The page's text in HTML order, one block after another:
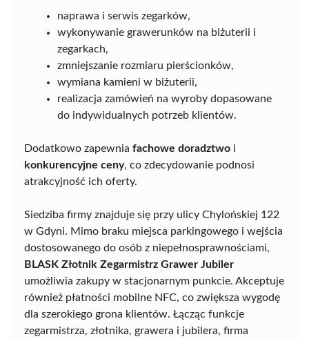
naprawa i serwis zegarków,
wykonywanie grawerunków na biżuterii i
zegarkach,
zmniejszanie rozmiaru pierścionków,
wymiana kamieni w biżuterii,
realizacja zamówień na wyroby dopasowane
do indywidualnych potrzeb klientów.
Dodatkowo zapewnia fachowe doradztwo i
konkurencyjne ceny, co zdecydowanie podnosi
atrakcyjność ich oferty.
Siedziba firmy znajduje się przy ulicy Chylońskiej 122
w Gdyni. Mimo braku miejsca parkingowego i wejścia
dostosowanego do osób z niepełnosprawnościami,
BLASK Złotnik Zegarmistrz Grawer Jubiler
umożliwia zakupy w stacjonarnym punkcie. Akceptuje
również płatności mobilne NFC, co zwiększa wygodę
dla szerokiego grona klientów. Łącząc funkcje
zegarmistrza, złotnika, grawera i jubilera, firma